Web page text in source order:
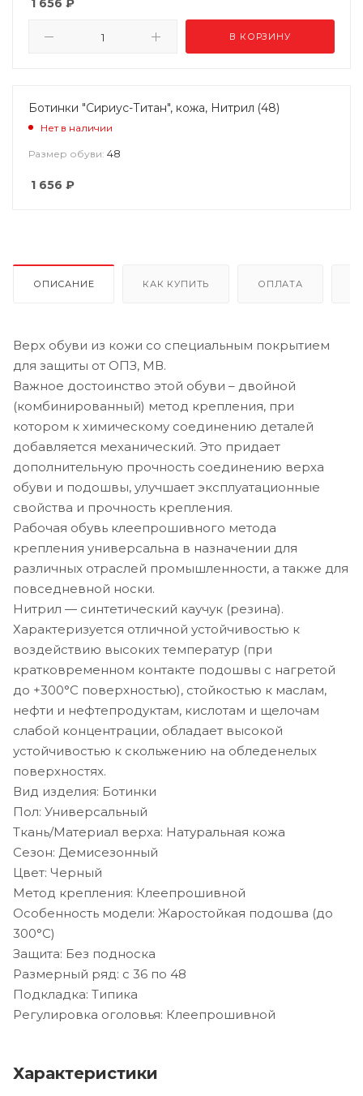
1 656 ₽
В КОРЗИНУ
Ботинки "Сириус-Титан", кожа, Нитрил (48)
Нет в наличии
Размер обуви: 48
1 656 ₽
ОПИСАНИЕ КАК КУПИТЬ ОПЛАТА
Верх обуви из кожи со специальным покрытием
для защиты от ОПЗ, МВ.
Важное достоинство этой обуви – двойной
(комбинированный) метод крепления, при
котором к химическому соединению деталей
добавляется механический. Это придает
дополнительную прочность соединению верха
обуви и подошвы, улучшает эксплуатационные
свойства и прочность крепления.
Рабочая обувь клеепрошивного метода
крепления универсальна в назначении для
различных отраслей промышленности, а также для
повседневной носки.
Нитрил — синтетический каучук (резина).
Характеризуется отличной устойчивостью к
воздействию высоких температур (при
кратковременном контакте подошвы с нагретой
до +300°С поверхностью), стойкостью к маслам,
нефти и нефтепродуктам, кислотам и щелочам
слабой концентрации, обладает высокой
устойчивостью к скольжению на обледенелых
поверхностях.
Вид изделия: Ботинки
Пол: Универсальный
Ткань/Материал верха: Натуральная кожа
Сезон: Демисезонный
Цвет: Черный
Метод крепления: Клеепрошивной
Особенность модели: Жаростойкая подошва (до
300°С)
Защита: Без подноска
Размерный ряд: с 36 по 48
Подкладка: Типика
Регулировка оголовья: Клеепрошивной
Характеристики